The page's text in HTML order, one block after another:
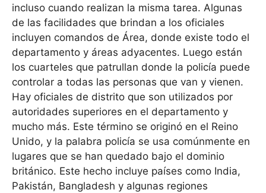
incluso cuando realizan la misma tarea. Algunas
de las facilidades que brindan a los oficiales
incluyen comandos de Área, donde existe todo el
departamento y áreas adyacentes. Luego están
los cuarteles que patrullan donde la policía puede
controlar a todas las personas que van y vienen.
Hay oficiales de distrito que son utilizados por
autoridades superiores en el departamento y
mucho más. Este término se originó en el Reino
Unido, y la palabra policía se usa comúnmente en
lugares que se han quedado bajo el dominio
británico. Este hecho incluye países como India,
Pakistán, Bangladesh y algunas regiones